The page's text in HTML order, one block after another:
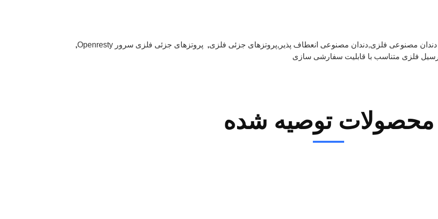
دندان مصنوعی فلزی,دندان مصنوعی انعطاف پذیر,پروتزهای جزئی فلزی, پروتزهای جزئی فلزی سرور Openresty
,
فلزی متناسب با قابلیت سفارشی سازی
محصولات توصیه شده